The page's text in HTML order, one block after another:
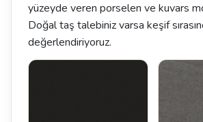
yüzeyde veren porselen ve kuvars
Doğal taş talebiniz varsa keşif
değerlendiriyoruz.